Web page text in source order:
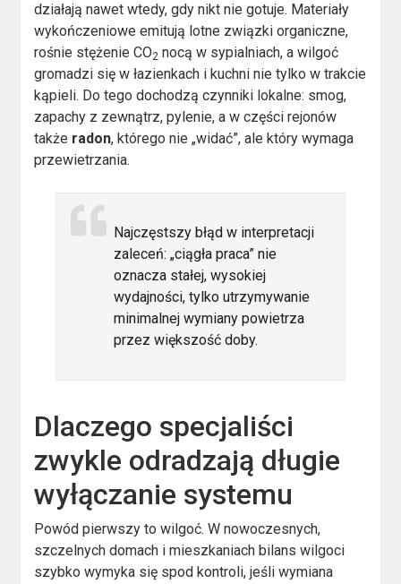
działają nawet wtedy, gdy nikt nie gotuje. Materiały
wykończeniowe emitują lotne związki organiczne,
rośnie stężenie CO2 nocą w sypialniach, a wilgoć
gromadzi się w łazienkach i kuchni nie tylko w trakcie
kąpieli. Do tego dochodzą czynniki lokalne: smog,
zapachy z zewnątrz, pylenie, a w części rejonów
także radon, którego nie „widać”, ale który wymaga
przewietrzania.
Najczęstszy błąd w interpretacji
zaleceń: „ciągła praca” nie
oznacza stałej, wysokiej
wydajności, tylko utrzymywanie
minimalnej wymiany powietrza
przez większość doby.
Dlaczego specjaliści
zwykle odradzają długie
wyłączanie systemu
Powód pierwszy to wilgoć. W nowoczesnych,
szczelnych domach i mieszkaniach bilans wilgoci
szybko wymyka się spod kontroli, jeśli wymiana